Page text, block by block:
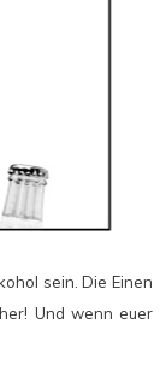
sein. Die Einen
Und wenn euer